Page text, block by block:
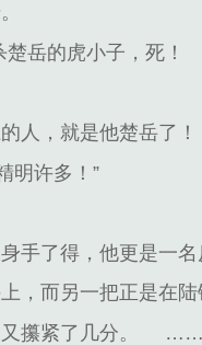
岳的虎小子，死！
人，就是他楚岳了！
明许多！”
手了得，他更是一名
，而另一把正是在陆
攥紧了几分。
……